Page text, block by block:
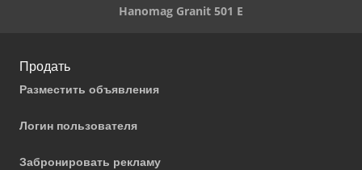
Hanomag Granit 501 E
Продать
Разместить объявления
Логин пользователя
Забронировать рекламу